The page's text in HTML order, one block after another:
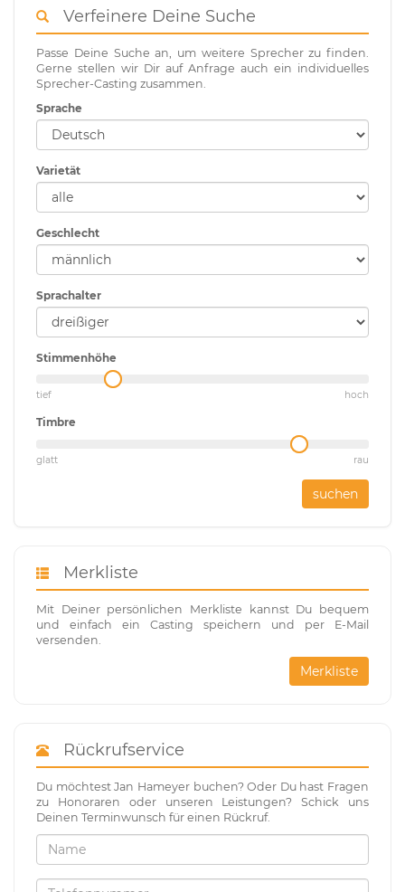
Verfeinere Deine Suche
Passe Deine Suche an, um weitere Sprecher zu finden.
Gerne stellen wir Dir auf Anfrage auch ein individuelles
Sprecher-Casting zusammen.
Sprache
Varietät
Geschlecht
Sprachalter
Stimmenhöhe
tief hoch
Timbre
glatt rau
suchen
Merkliste
Mit Deiner persönlichen Merkliste kannst Du bequem
und einfach ein Casting speichern und per E-Mail
versenden.
Merkliste
Rückrufservice
Du möchtest Jan Hameyer buchen? Oder Du hast Fragen
zu Honoraren oder unseren Leistungen? Schick uns
Deinen Terminwunsch für einen Rückruf.